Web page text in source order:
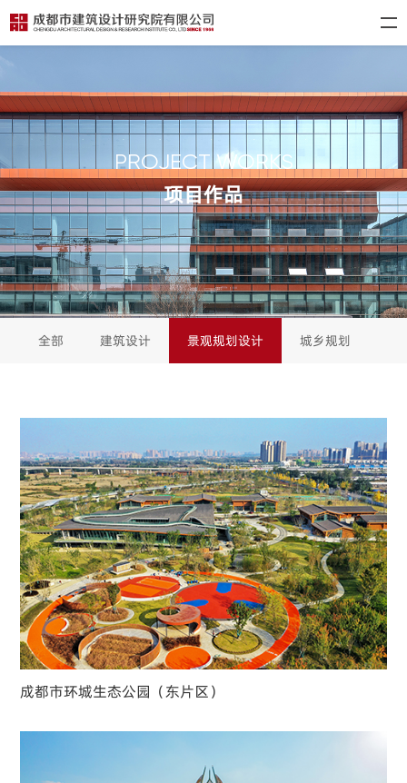
PROJECT WORKS
项目作品
全部 建筑设计 景观规划设计 城乡规划
成都市环城生态公园（东片区）